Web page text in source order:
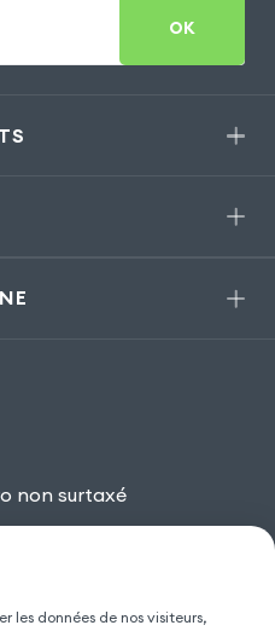
OK
non surtaxé
les données de nos visiteurs,